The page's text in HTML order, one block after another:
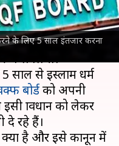
के लिए 5 साल इंतजार करना
को राष्ट्रपतिद्रौपदी
ले लिया।
साल से इस्लाम धर्म
बोर्डको अपनी
प्रावधान को लेकर
दे रहे हैं।
क्या है और इसे कानून में